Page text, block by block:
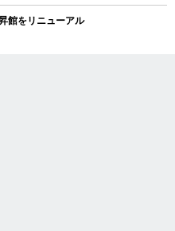
館をリニューアル